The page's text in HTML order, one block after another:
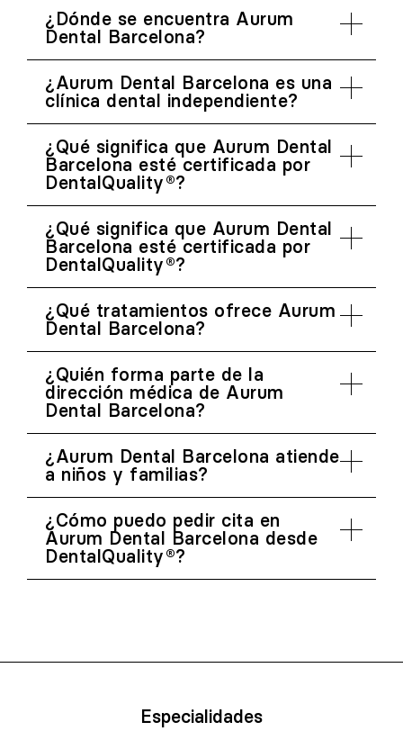
¿Dónde se encuentra Aurum
Dental Barcelona?
¿Aurum Dental Barcelona es una
clínica dental independiente?
¿Qué significa que Aurum Dental
Barcelona esté certificada por
DentalQuality®?
¿Qué significa que Aurum Dental
Barcelona esté certificada por
DentalQuality®?
¿Qué tratamientos ofrece Aurum
Dental Barcelona?
¿Quién forma parte de la
dirección médica de Aurum
Dental Barcelona?
¿Aurum Dental Barcelona atiende
a niños y familias?
¿Cómo puedo pedir cita en
Aurum Dental Barcelona desde
DentalQuality®?
Especialidades